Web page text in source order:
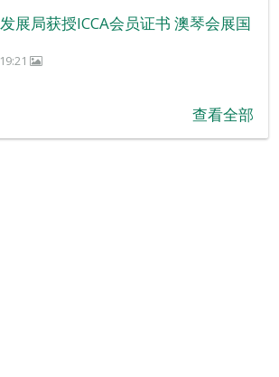
展局获授ICCA会员证书 澳琴会展国
查看全部